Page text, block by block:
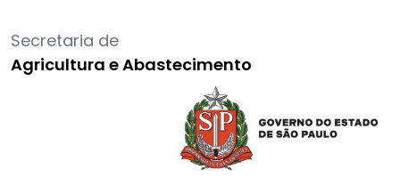
Secretaria de
Agricultura e Abastecimento